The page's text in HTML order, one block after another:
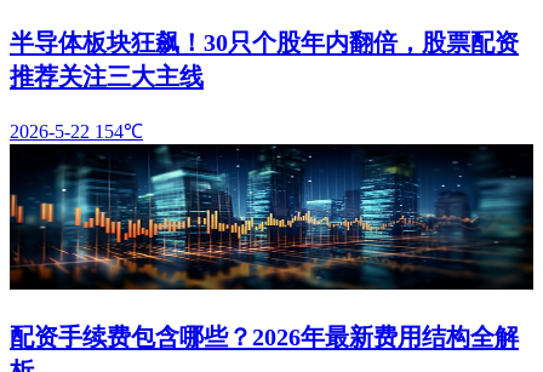
半导体板块狂飙！30只个股年内翻倍，股票配资
推荐关注三大主线
2026-5-22 154℃
配资手续费包含哪些？2026年最新费用结构全解